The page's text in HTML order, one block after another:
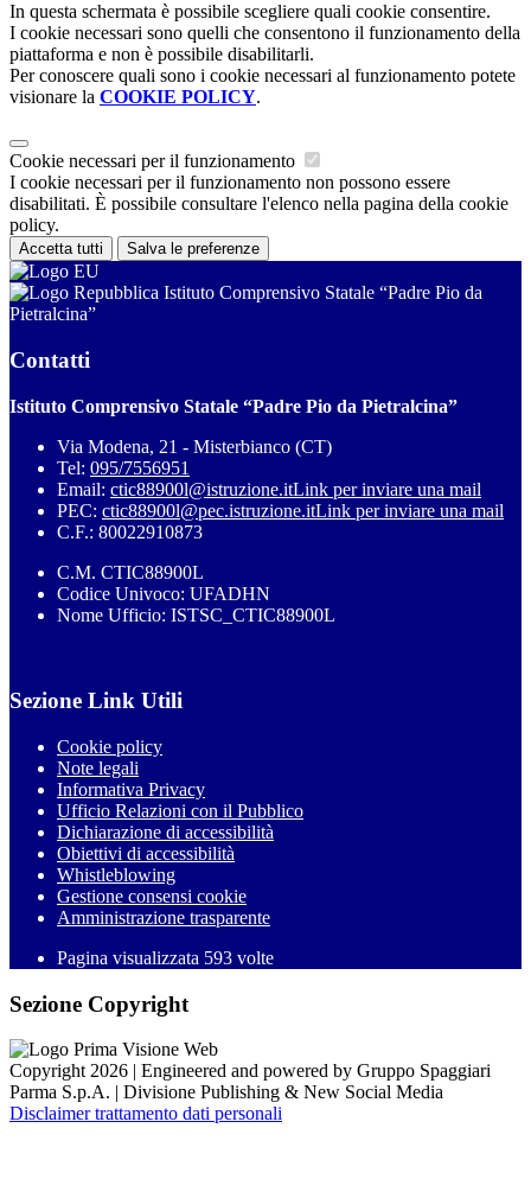
In questa schermata è possibile scegliere quali cookie consentire.
I cookie necessari sono quelli che consentono il funzionamento della
piattaforma e non è possibile disabilitarli.
Per conoscere quali sono i cookie necessari al funzionamento potete
visionare la COOKIE POLICY.
Cookie necessari per il funzionamento
I cookie necessari per il funzionamento non possono essere
disabilitati. È possibile consultare l'elenco nella pagina della cookie
policy.
Accetta tutti Salva le preferenze
Istituto Comprensivo Statale “Padre Pio da
Pietralcina”
Contatti
Istituto Comprensivo Statale “Padre Pio da Pietralcina”
Via Modena, 21 - Misterbianco (CT)
Tel: 095/7556951
Email: ctic88900l@istruzione.itLink per inviare una mail
PEC: ctic88900l@pec.istruzione.itLink per inviare una mail
C.F.: 80022910873
C.M. CTIC88900L
Codice Univoco: UFADHN
Nome Ufficio: ISTSC_CTIC88900L
Sezione Link Utili
Cookie policy
Note legali
Informativa Privacy
Ufficio Relazioni con il Pubblico
Dichiarazione di accessibilità
Obiettivi di accessibilità
Whistleblowing
Gestione consensi cookie
Amministrazione trasparente
Pagina visualizzata 593 volte
Sezione Copyright
Copyright 2026 | Engineered and powered by Gruppo Spaggiari
Parma S.p.A. | Divisione Publishing & New Social Media
Disclaimer trattamento dati personali